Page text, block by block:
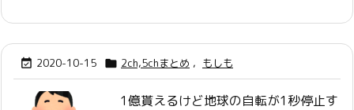
 2020-10-15  2ch,5chまとめ , もしも
1億貰えるけど地球の自転が1秒停止す